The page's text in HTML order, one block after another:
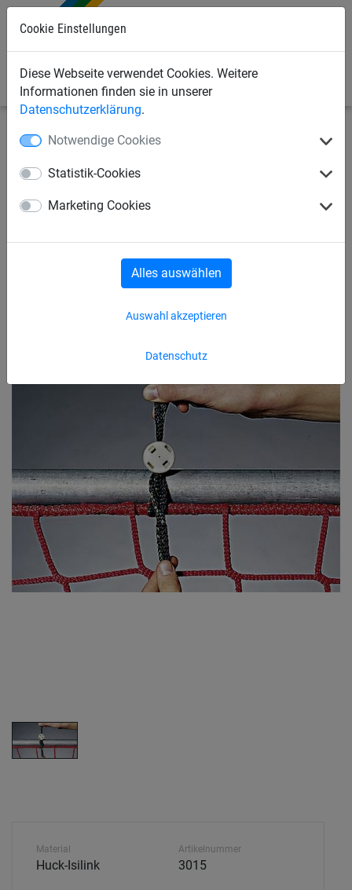
Cookie Einstellungen
Diese Webseite verwendet Cookies. Weitere
Informationen finden sie in unserer
Datenschutzerklärung.
Notwendige Cookies
Statistik-Cookies
Marketing Cookies
Datenschutz
Auswahl akzeptieren
Alles auswählen
Bauschutznetze
Seitenschutznetze
Isilink-Clip
Material
Huck-Isilink
Artikelnummer
3015